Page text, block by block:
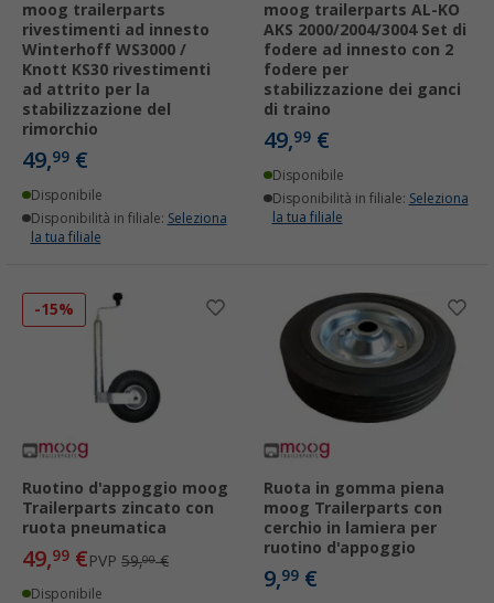
moog trailerparts
rivestimenti ad innesto
Winterhoff WS3000 /
Knott KS30 rivestimenti
ad attrito per la
stabilizzazione del
rimorchio
49,99 €
Disponibile
Disponibilità in filiale: Seleziona
la tua filiale
moog trailerparts AL-KO
AKS 2000/2004/3004 Set di
fodere ad innesto con 2
fodere per
stabilizzazione dei ganci
di traino
49,99 €
Disponibile
Disponibilità in filiale: Seleziona
la tua filiale
-15%
Ruotino d'appoggio moog
Trailerparts zincato con
ruota pneumatica
49,99 €PVP 59,00€
Disponibile
Ruota in gomma piena
moog Trailerparts con
cerchio in lamiera per
ruotino d'appoggio
9,99 €